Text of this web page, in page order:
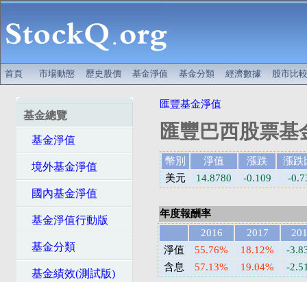
首頁 市場動態 歷史股價 基金淨值 基金分類 經濟數據 股市比較
基金總覽
基金淨值
境外基金淨值
國內基金淨值
基金淨值行動版
基金分類
基金績效(測試版)
匯豐基金淨值
匯豐巴西股票基
幣別 淨值 漲跌
漲跌
美元
14.8780 -0.109 -
年度報酬率
2016
2017
淨值
55.76% 18.12%
-
含息
57.13% 19.04% -